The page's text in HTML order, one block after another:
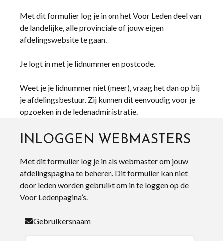
Met dit formulier log je in om het Voor Leden deel van
de landelijke, alle provinciale of jouw eigen
afdelingswebsite te gaan.
Je logt in met je lidnummer en postcode.
Weet je je lidnummer niet (meer), vraag het dan op bij
je afdelingsbestuur. Zij kunnen dit eenvoudig voor je
opzoeken in de ledenadministratie.
INLOGGEN WEBMASTERS
Met dit formulier log je in als webmaster om jouw
afdelingspagina te beheren. Dit formulier kan niet
door leden worden gebruikt om in te loggen op de
Voor Ledenpagina’s.
Gebruikersnaam